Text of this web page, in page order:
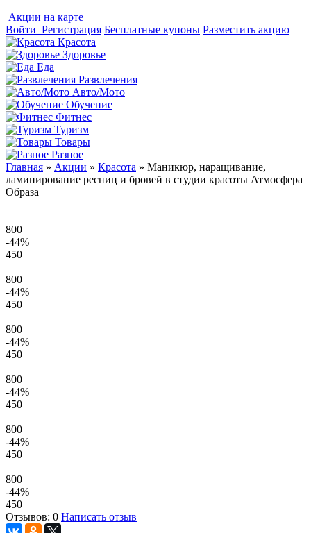
Акции на карте
Войти Регистрация Бесплатные купоны Разместить акцию
Красота
Здоровье
Еда
Развлечения
Авто/Мото
Обучение
Фитнес
Туризм
Товары
Разное
Главная » Акции » Красота » Маникюр, наращивание,
ламинирование ресниц и бровей в студии красоты Атмосфера
Образа
800
-44%
450
800
-44%
450
800
-44%
450
800
-44%
450
800
-44%
450
800
-44%
450
Отзывов: 0 Написать отзыв